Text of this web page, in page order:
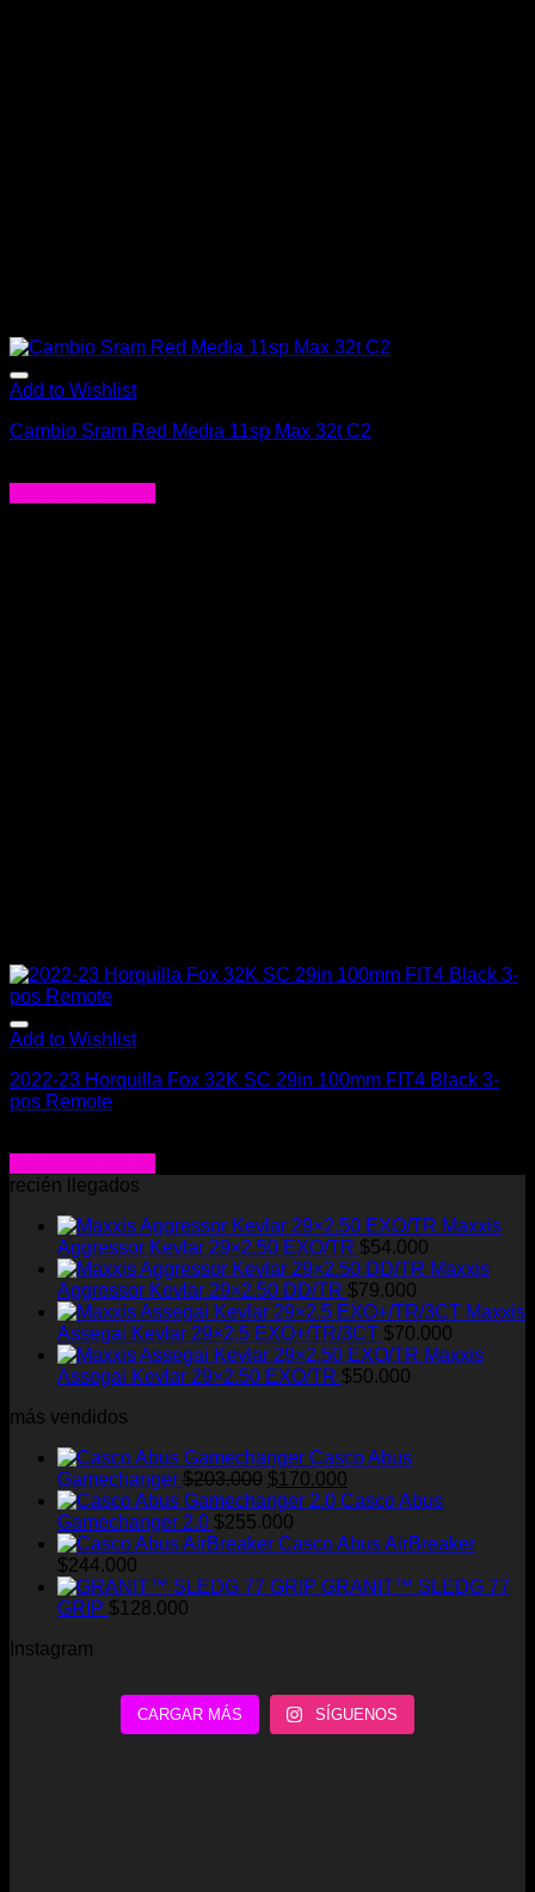
Add to Wishlist
Cambio Sram Red Media 11sp Max 32t C2
Add to Wishlist
2022-23 Horquilla Fox 32K SC 29in 100mm FIT4 Black 3-
pos Remote
original
$1.354.990.$949.000.
recién llegados
Maxxis
Aggressor Kevlar 29×2.50 EXO/TR $54.000
Maxxis
Aggressor Kevlar 29×2.50 DD/TR $79.000
Maxxis
Assegai Kevlar 29×2.5 EXO+/TR/3CT $70.000
Maxxis
Assegai Kevlar 29×2.50 EXO/TR $50.000
más vendidos
Casco Abus
Gamechanger $203.000 El
precio
original
era:
$170.000
precio
es:
Casco Abus
Gamechanger 2.0 $255.000
Casco Abus AirBreaker
$244.000
GRANIT™ SLEDG 77
GRIP $128.000
Instagram
CARGAR MÁS SÍGUENOS